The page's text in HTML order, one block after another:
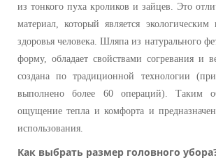
из тонкого пуха кроликов и зайцев. Это
материал, который является
здоровья человека. Шляпа из натурального
форму, обладает свойствами согревания и
создана по традиционной технологии
выполнено более 60 операций). Таким
ощущение тепла и комфорта и
использования.
Как выбрать размер головного